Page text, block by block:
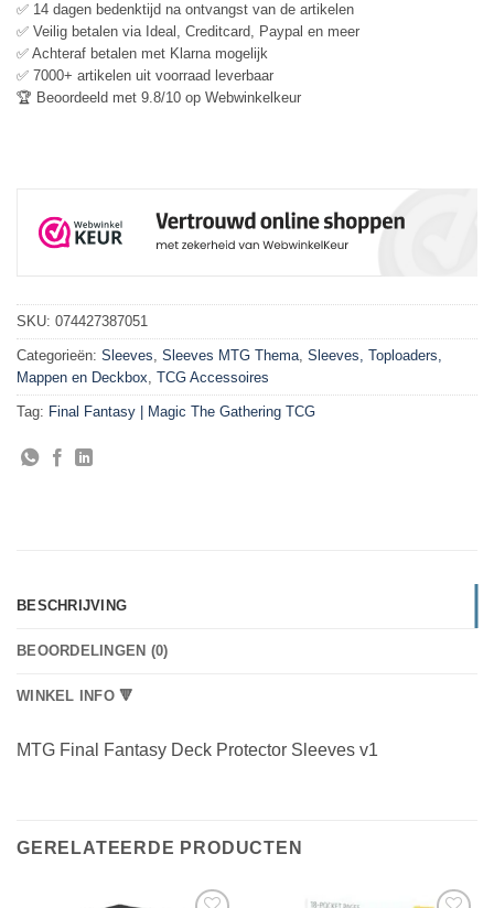
✅ 14 dagen bedenktijd na ontvangst van de artikelen
✅ Veilig betalen via Ideal, Creditcard, Paypal en meer
✅ Achteraf betalen met Klarna mogelijk
✅ 7000+ artikelen uit voorraad leverbaar
🏆 Beoordeeld met 9.8/10 op Webwinkelkeur
SKU: 074427387051
Categorieën: Sleeves, Sleeves MTG Thema, Sleeves, Toploaders,
Mappen en Deckbox, TCG Accessoires
Tag: Final Fantasy | Magic The Gathering TCG
BESCHRIJVING
BEOORDELINGEN (0)
WINKEL INFO 🔻
MTG Final Fantasy Deck Protector Sleeves v1
GERELATEERDE PRODUCTEN